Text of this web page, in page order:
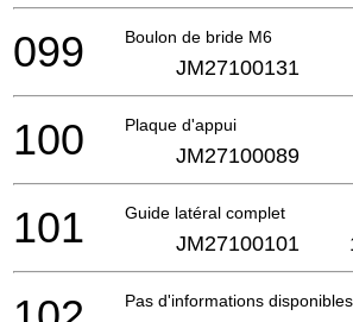
Boulon de bride M6
099 JM27100131
Plaque d'appui
100 JM27100089
Guide latéral complet
101 JM27100101
Pas d'informations